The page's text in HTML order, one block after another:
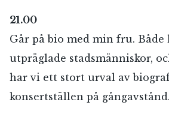
21.00
Går på bio med min fru. Både
utpräglade stadsmänniskor,
har vi ett stort urval av
konsertställen på gångavstånd.